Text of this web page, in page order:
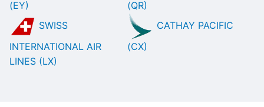
(EY)
(QR)
SWISS
INTERNATIONAL AIR
LINES (LX)
CATHAY PACIFIC
(CX)